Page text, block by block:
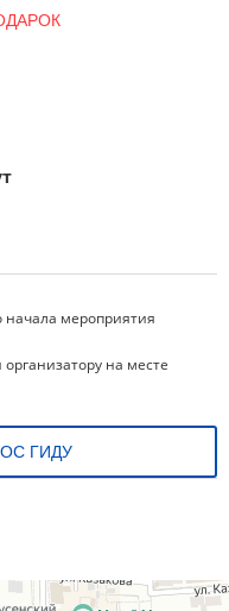
начала мероприятия
на месте
ГИДУ